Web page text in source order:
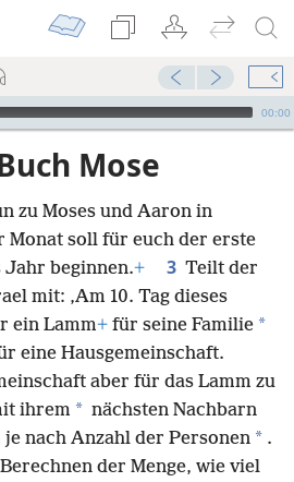
00:00
Mose
zu Moses und Aaron in
Monat soll für euch der erste
Jahr beginnen.+ 3 Teilt der
mit: ‚Am 10. Tag dieses
ein Lamm+ für seine Familie *
eine Hausgemeinschaft.
aber für das Lamm zu
ihrem * nächsten Nachbarn
nach Anzahl der Personen * .
der Menge, wie viel